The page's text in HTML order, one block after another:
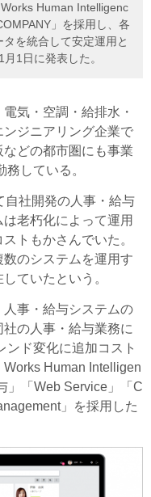
Human Intelligenc
」を採用し、各
を統合して安定運用と
1日に発表した。
気・空調・給排水・
ジニアリング企業で
どの都市圏にも事業
している。
社開発の人事・給与
老朽化によって運用
トもかさんでいた。
のシステムを運用す
ていたという。
事・給与システムの
の人事・給与業務に
ンド変化に追加コスト
Human Intelligen
」「Web Service」「C
」を採用した